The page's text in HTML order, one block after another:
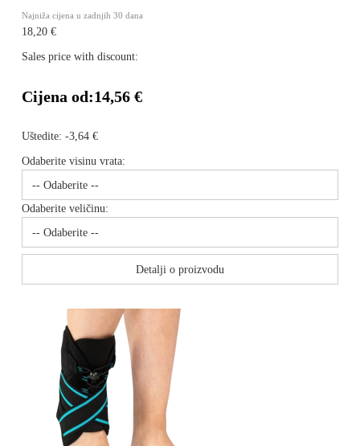
Najniža cijena u zadnjih 30 dana
18,20 €
Sales price with discount:
Cijena od:14,56 €
Uštedite: -3,64 €
Odaberite visinu vrata:
Odaberite veličinu:
Detalji o proizvodu